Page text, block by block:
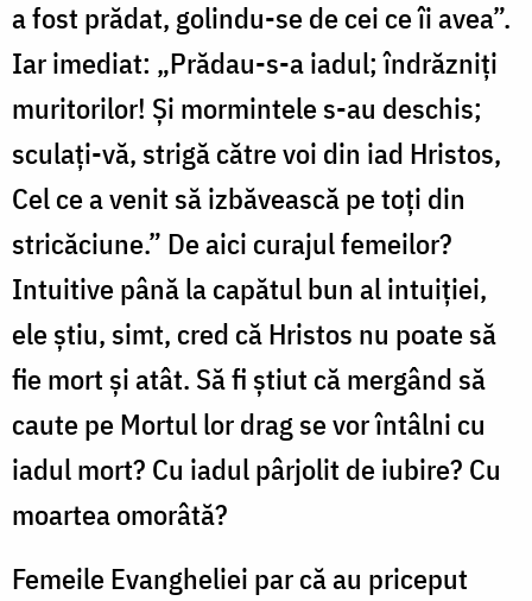
a fost prădat, golindu-se de cei ce îi avea”.
Iar imediat: „Prădau-s-a iadul; îndrăzniți
muritorilor! Și mormintele s-au deschis;
sculați-vă, strigă către voi din iad Hristos,
Cel ce a venit să izbăvească pe toți din
stricăciune.” De aici curajul femeilor?
Intuitive până la capătul bun al intuiției,
ele știu, simt, cred că Hristos nu poate să
fie mort și atât. Să fi știut că mergând să
caute pe Mortul lor drag se vor întâlni cu
iadul mort? Cu iadul pârjolit de iubire? Cu
moartea omorâtă?
Femeile Evangheliei par că au priceput